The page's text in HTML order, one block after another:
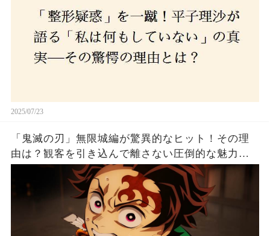
2025/07/23
「鬼滅の刃」無限城編が驚異的なヒット！その理
由は？観客を引き込んで離さない圧倒的な魅力と